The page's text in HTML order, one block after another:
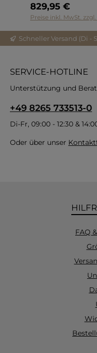
829,95 €
Preise inkl. MwSt.
In den
Schneller Versand (Di -
SERVICE-HOTLINE
Unterstützung und
+49 8265 733513-0
Di-Fr, 09:00 - 12:30 &
Oder über unser
FAQ